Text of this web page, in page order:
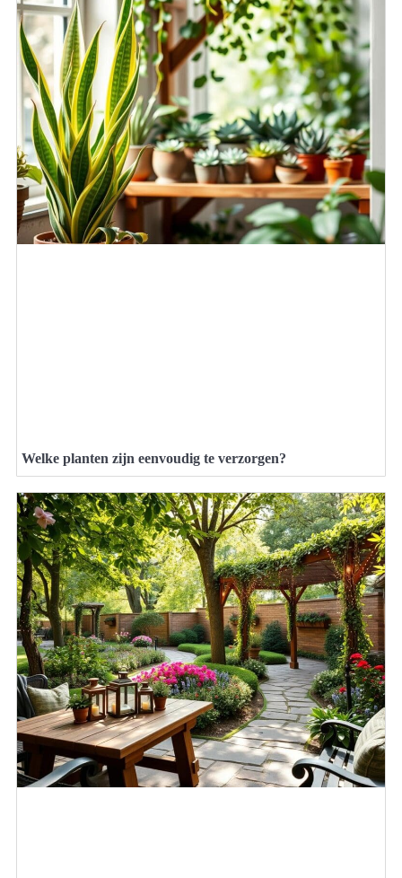
Welke planten zijn eenvoudig te verzorgen?